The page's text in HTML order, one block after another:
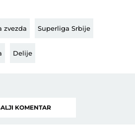
zvezda Superliga Srbije
Delije
KOMENTAR